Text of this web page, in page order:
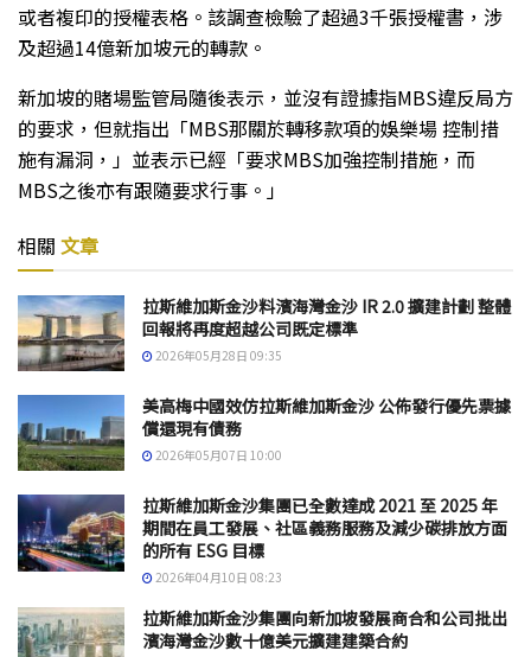
或者複印的授權表格。該調查檢驗了超過3千張授權書，涉
及超過14億新加坡元的轉款。
新加坡的賭場監管局隨後表示，並沒有證據指MBS違反局方
的要求，但就指出「MBS那關於轉移款項的娛樂場 控制措
施有漏洞，」並表示已經「要求MBS加強控制措施，而
MBS之後亦有跟隨要求行事。」
相關 文章
拉斯維加斯金沙料濱海灣金沙 IR 2.0 擴建計劃 整體
回報將再度超越公司既定標準
2026年05月28日 09:35
美高梅中國效仿拉斯維加斯金沙 公佈發行優先票據
償還現有債務
2026年05月07日 10:00
拉斯維加斯金沙集團已全數達成 2021 至 2025 年
期間在員工發展、社區義務服務及減少碳排放方面
的所有 ESG 目標
2026年04月10日 08:23
拉斯維加斯金沙集團向新加坡發展商合和公司批出
濱海灣金沙數十億美元擴建建築合約